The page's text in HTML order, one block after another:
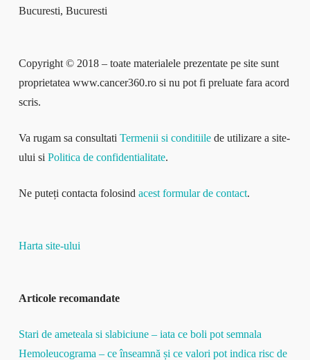
Bucuresti, Bucuresti
Copyright © 2018 – toate materialele prezentate pe site sunt
proprietatea www.cancer360.ro si nu pot fi preluate fara acord
scris.
Va rugam sa consultati Termenii si conditiilede utilizare a site-
ului si Politica de confidentialitate.
Ne puteți contacta folosind acest formular de contact.
Harta site-ului
Articole recomandate
Stari de ameteala si slabiciune – iata ce boli pot semnala
Hemoleucograma – ce înseamnă și ce valori pot indica risc de